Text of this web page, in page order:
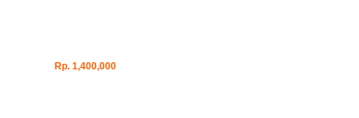
Rp. 1,400,000